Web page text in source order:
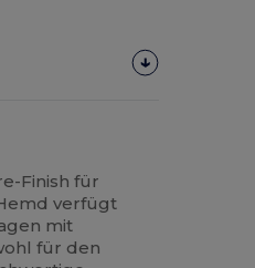
Finish für
verfügt
mit
für den